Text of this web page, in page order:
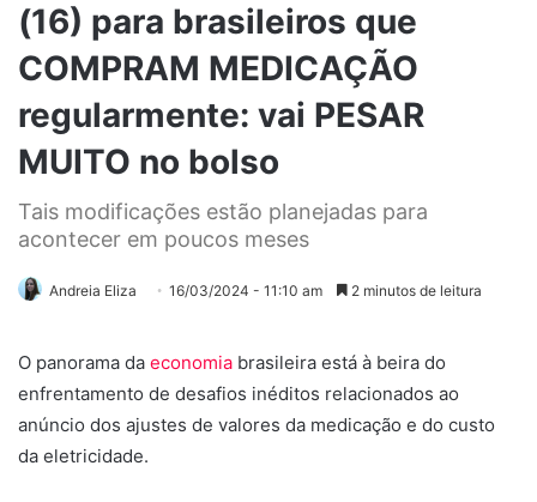
(16) para brasileiros que
COMPRAM MEDICAÇÃO
regularmente: vai PESAR
MUITO no bolso
Tais modificações estão planejadas para
acontecer em poucos meses
Andreia Eliza 16/03/2024 - 11:10 am 2 minutos de leitura
O panorama da economia brasileira está à beira do
enfrentamento de desafios inéditos relacionados ao
anúncio dos ajustes de valores da medicação e do custo
da eletricidade.